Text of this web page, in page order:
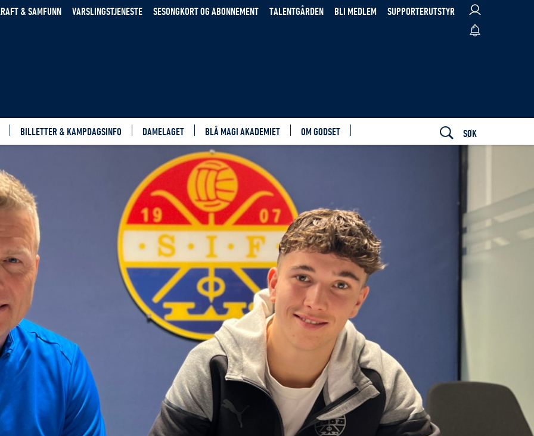
& SAMFUNN VARSLINGSTJENESTE SESONGKORT OG ABONNEMENT TALENTGÅRDEN BLI MEDLEM SUPPORTERUTSTYR
BILLETTER & KAMPDAGSINFO DAMELAGET BLÅ MAGI AKADEMIET OM GODSET SØK